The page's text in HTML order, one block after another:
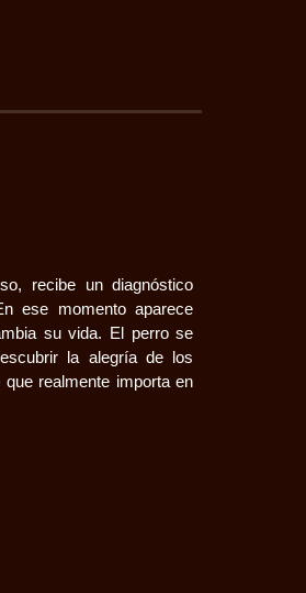
recibe un diagnóstico
ese momento aparece
su vida. El perro se
la alegría de los
realmente importa en